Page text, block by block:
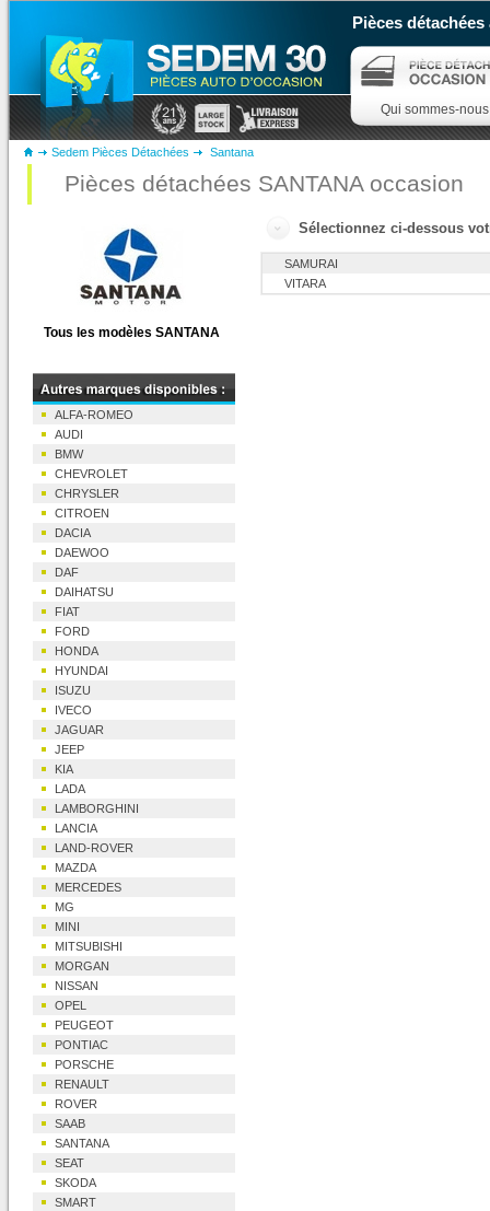
Pièces
Qui sommes-
Sedem Pièces Détachées Santana
Pièces détachées SANTANA occasion
Tous les modèles SANTANA
ALFA-ROMEO
AUDI
BMW
CHEVROLET
CHRYSLER
CITROEN
DACIA
DAEWOO
DAF
DAIHATSU
FIAT
FORD
HONDA
HYUNDAI
ISUZU
IVECO
JAGUAR
JEEP
KIA
LADA
LAMBORGHINI
LANCIA
LAND-ROVER
MAZDA
MERCEDES
MG
MINI
MITSUBISHI
MORGAN
NISSAN
OPEL
PEUGEOT
PONTIAC
PORSCHE
RENAULT
ROVER
SAAB
SANTANA
SEAT
SKODA
SMART
Sélectionnez ci-dessous
SAMURAI
VITARA